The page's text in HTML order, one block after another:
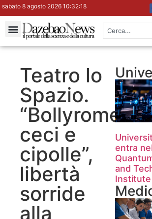
sabato 8 agosto 2026 10:32:19
Teatro lo
Spazio.
“Bollyrome:
ceci e
cipolle”,
libertà
sorride
alla
entra
and
Institute